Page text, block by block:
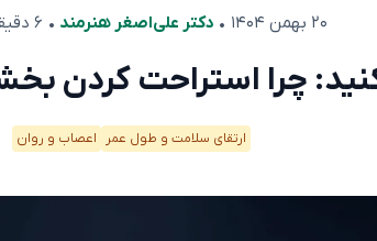
۲۰ بهمن ۱۴۰۴ • دکتر علی‌اصغر هنرمند • ۶ دقیقه مطالعه
چرا استراحت کردن
ارتقای سلامت و طول عمر اعصاب و روان